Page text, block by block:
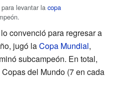
levantar la copa
lo convenció para regresar a
jugó laCopa Mundial,
subcampeón. En total,
del Mundo (7 en cada